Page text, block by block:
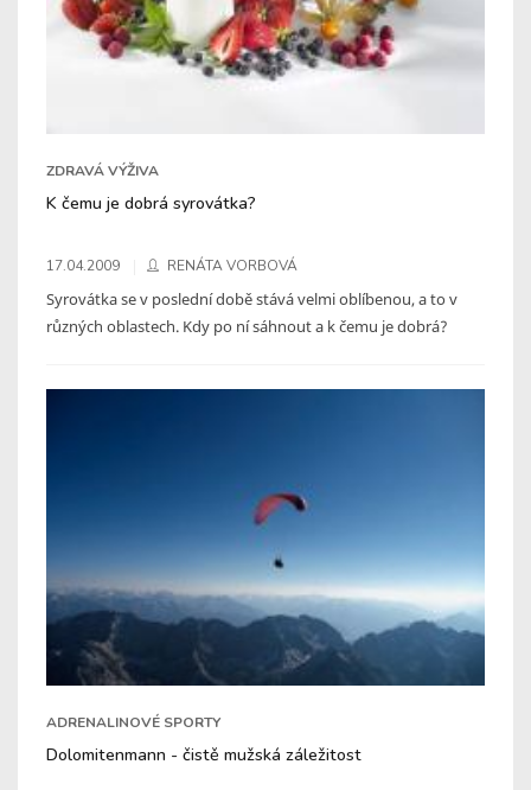
ZDRAVÁ VÝŽIVA
K čemu je dobrá syrovátka?
17.04.2009 RENÁTA VORBOVÁ
Syrovátka se v poslední době stává velmi oblíbenou, a to v
různých oblastech. Kdy po ní sáhnout a k čemu je dobrá?
ADRENALINOVÉ SPORTY
Dolomitenmann - čistě mužská záležitost